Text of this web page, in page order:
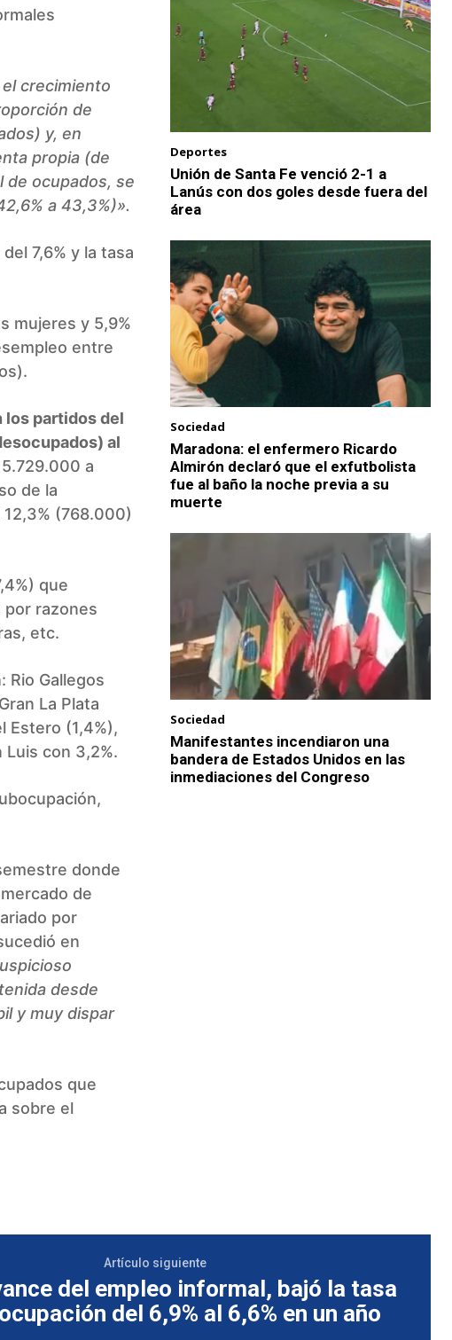
crecimiento
de
y, en
propia (de
de ocupados, se
a 43,3%)».
7,6% y la tasa
mujeres y 5,9%
entre
los partidos del
al
a
de la
(768.000)
que
razones
etc.
Rio Gallegos
La Plata
Estero (1,4%),
Luis con 3,2%.
donde
de
por
en
desde
y muy dispar
que
sobre el
Deportes
Unión de Santa Fe venció 2-1 a
Lanús con dos goles desde fuera del
área
Sociedad
Maradona: el enfermero Ricardo
Almirón declaró que el exfutbolista
fue al baño la noche previa a su
muerte
Sociedad
Manifestantes incendiaron una
bandera de Estados Unidos en las
inmediaciones del Congreso
Artículo siguiente
del empleo informal, bajó la tasa
del 6,9% al 6,6% en un año